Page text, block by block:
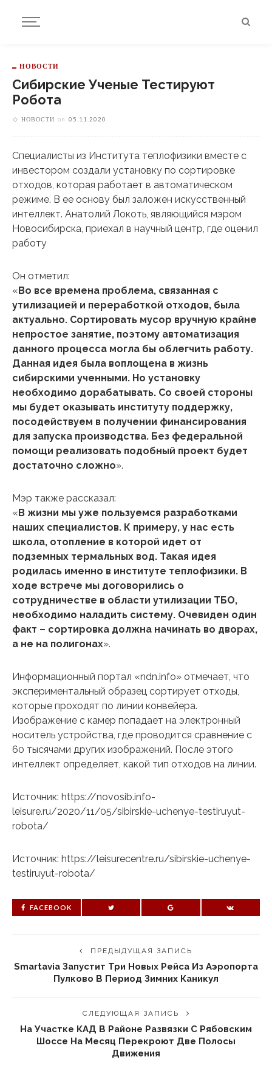
НОВОСТИ
Сибирские Ученые Тестируют
Робота
НОВОСТИ on 05.11.2020
Специалисты из Института теплофизики вместе с
инвестором создали установку по сортировке
отходов, которая работает в автоматическом
режиме. В ее основу был заложен искусственный
интеллект. Анатолий Локоть, являющийся мэром
Новосибирска, приехал в научный центр, где оценил
работу
Он отметил:
«Во все времена проблема, связанная с
утилизацией и переработкой отходов, была
актуально. Сортировать мусор вручную крайне
непростое занятие, поэтому автоматизация
данного процесса могла бы облегчить работу.
Данная идея была воплощена в жизнь
сибирскими ученными. Но установку
необходимо дорабатывать. Со своей стороны
мы будет оказывать институту поддержку,
посодействуем в получении финансирования
для запуска производства. Без федеральной
помощи реализовать подобный проект будет
достаточно сложно».
Мэр также рассказал:
«В жизни мы уже пользуемся разработками
наших специалистов. К примеру, у нас есть
школа, отопление в которой идет от
подземных термальных вод. Такая идея
родилась именно в институте теплофизики. В
ходе встрече мы договорились о
сотрудничестве в области утилизации ТБО,
необходимо наладить систему. Очевиден один
факт – сортировка должна начинать во дворах,
а не на полигонах».
Информационный портал «ndn.info» отмечает, что
экспериментальный образец сортирует отходы,
которые проходят по линии конвейера.
Изображение с камер попадает на электронный
носитель устройства, где проводится сравнение с
60 тысячами других изображений. После этого
интеллект определяет, какой тип отходов на линии.
Источник: https://novosib.info-
leisure.ru/2020/11/05/sibirskie-uchenye-testiruyut-
robota/
Источник: https://leisurecentre.ru/sibirskie-uchenye-
testiruyut-robota/
FACEBOOK
ПРЕДЫДУЩАЯ ЗАПИСЬ
Smartavia Запустит Три Новых Рейса Из Аэропорта
Пулково В Период Зимних Каникул
СЛЕДУЮЩАЯ ЗАПИСЬ
На Участке КАД В Районе Развязки С Рябовским
Шоссе На Месяц Перекроют Две Полосы
Движения